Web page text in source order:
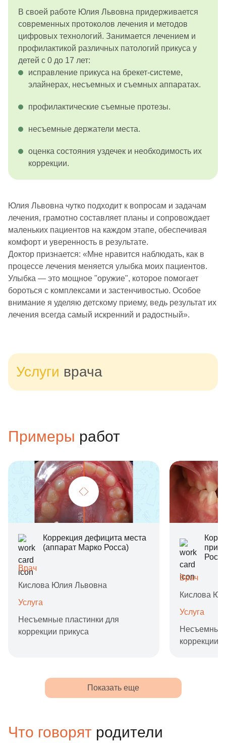
В своей работе Юлия Львовна придерживается
современных протоколов лечения и методов
цифровых технологий. Занимается лечением и
профилактикой различных патологий прикуса у
детей с 0 до 17 лет:
исправление прикуса на брекет-системе,
элайнерах, несъемных и съемных аппаратах.
профилактические съемные протезы.
несъемные держатели места.
оценка состояния уздечек и необходимость их
коррекции.
Юлия Львовна чутко подходит к вопросам и задачам
лечения, грамотно составляет планы и сопровождает
маленьких пациентов на каждом этапе, обеспечивая
комфорт и уверенность в результате.
Доктор признается: «Мне нравится наблюдать, как в
процессе лечения меняется улыбка моих пациентов.
Улыбка — это мощное "оружие", которое помогает
бороться с комплексами и застенчивостью. Особое
внимание я уделяю детскому приему, ведь результат их
лечения всегда самый искренний и радостный».
Услуги врача
Примеры работ
Коррекция дефицита места
(аппарат Марко Росса)
Врач
Кислова Юлия Львовна
Услуга
Несъемные пластинки для
коррекции прикуса
Врач
Кислова
Услуга
Несъемные
коррекции
Показать еще
Что говорят родители